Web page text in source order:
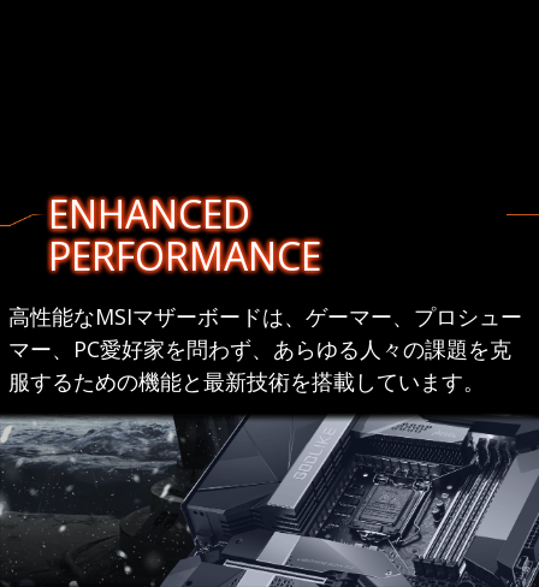
ENHANCED
PERFORMANCE
高性能なMSIマザーボードは、ゲーマー、プロシュー
マー、PC愛好家を問わず、あらゆる人々の課題を克
服するための機能と最新技術を搭載しています。